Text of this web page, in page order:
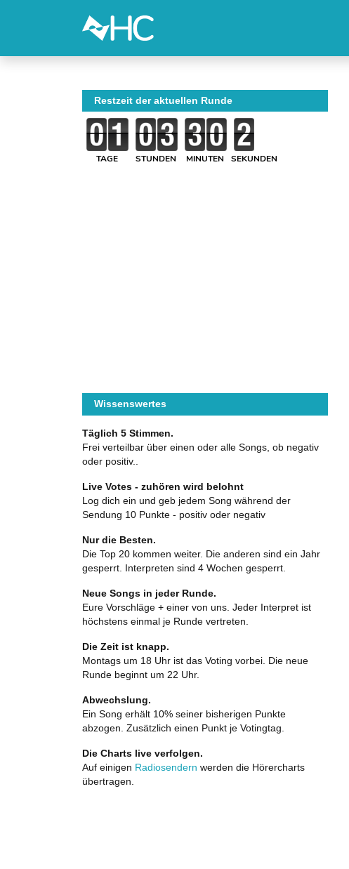
Restzeit der aktuellen Runde
TAGE STUNDEN MINUTEN SEKUNDEN
Wissenswertes
Täglich 5 Stimmen.
Frei verteilbar über einen oder alle Songs, ob negativ
oder positiv..
Live Votes - zuhören wird belohnt
Log dich ein und geb jedem Song während der
Sendung 10 Punkte - positiv oder negativ
Nur die Besten.
Die Top 20 kommen weiter. Die anderen sind ein Jahr
gesperrt. Interpreten sind 4 Wochen gesperrt.
Neue Songs in jeder Runde.
Eure Vorschläge + einer von uns. Jeder Interpret ist
höchstens einmal je Runde vertreten.
Die Zeit ist knapp.
Montags um 18 Uhr ist das Voting vorbei. Die neue
Runde beginnt um 22 Uhr.
Abwechslung.
Ein Song erhält 10% seiner bisherigen Punkte
abzogen. Zusätzlich einen Punkt je Votingtag.
Die Charts live verfolgen.
Auf einigen Radiosendern werden die Hörercharts
übertragen.